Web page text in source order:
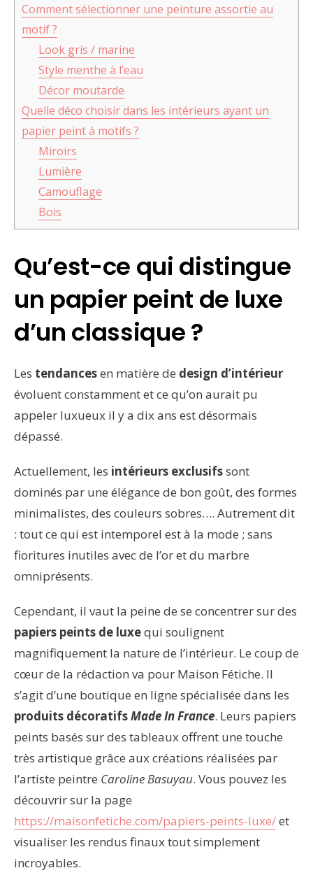
Comment sélectionner une peinture assortie au
motif ?
Look gris / marine
Style menthe à l’eau
Décor moutarde
Quelle déco choisir dans les intérieurs ayant un
papier peint à motifs ?
Miroirs
Lumière
Camouflage
Bois
Qu’est-ce qui distingue
un papier peint de luxe
d’un classique ?
Les tendancesen matière de design d’intérieur
évoluent constamment et ce qu’on aurait pu
appeler luxueux il y a dix ans est désormais
dépassé.
Actuellement, les intérieurs exclusifssont
dominés par une élégance de bon goût, des formes
minimalistes, des couleurs sobres…. Autrement dit
: tout ce qui est intemporel est à la mode ; sans
fioritures inutiles avec de l’or et du marbre
omniprésents.
Cependant, il vaut la peine de se concentrer sur des
papiers peints de luxequi soulignent
magnifiquement la nature de l’intérieur. Le coup de
cœur de la rédaction va pour Maison Fétiche. Il
s’agit d’une boutique en ligne spécialisée dans les
produits décoratifsMade In France. Leurs papiers
peints basés sur des tableaux offrent une touche
très artistique grâce aux créations réalisées par
l’artiste peintre Caroline Basuyau. Vous pouvez les
découvrir sur la page
https://maisonfetiche.com/papiers-peints-luxe/et
visualiser les rendus finaux tout simplement
incroyables.